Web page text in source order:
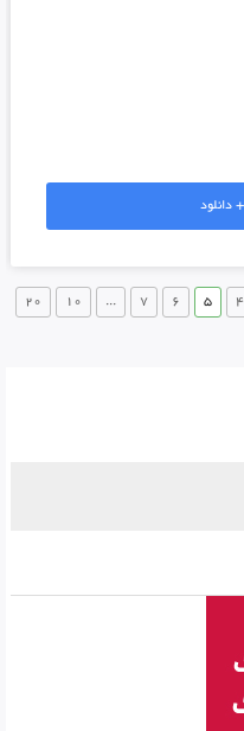
دانلود
4
5
6
7
...
10
20